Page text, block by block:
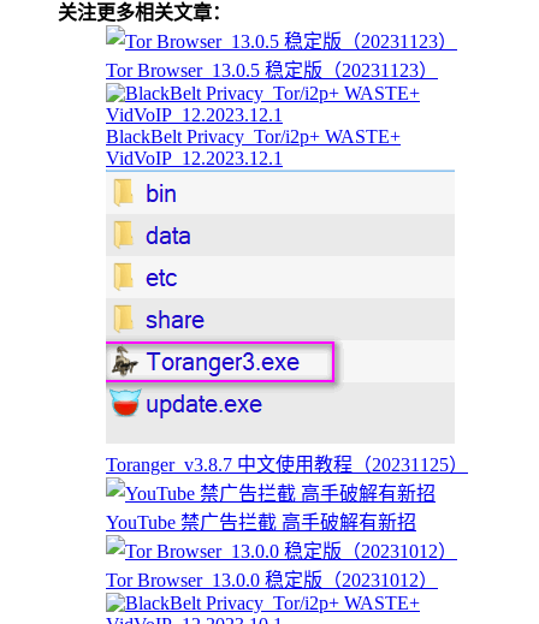
关注更多相关文章：
Tor Browser_13.0.5 稳定版（20231123）
BlackBelt Privacy_Tor/i2p+ WASTE+
VidVoIP_12.2023.12.1
Toranger_v3.8.7 中文使用教程（20231125）
YouTube 禁广告拦截 高手破解有新招
Tor Browser_13.0.0 稳定版（20231012）